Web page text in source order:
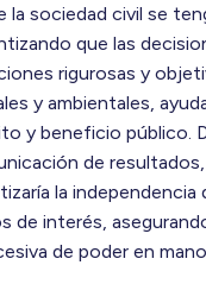
la sociedad civil se
que las
rigurosas y
y ambientales,
y beneficio público.
de
la
de interés,
de poder en